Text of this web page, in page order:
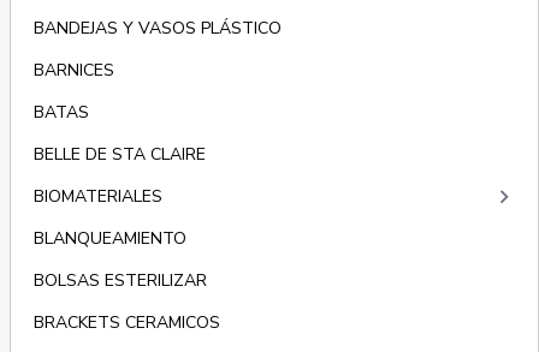
BANDEJAS Y VASOS PLÁSTICO
BARNICES
BATAS
BELLE DE STA CLAIRE
BIOMATERIALES
keyboard_arrow_right
BLANQUEAMIENTO
BOLSAS ESTERILIZAR
BRACKETS CERAMICOS